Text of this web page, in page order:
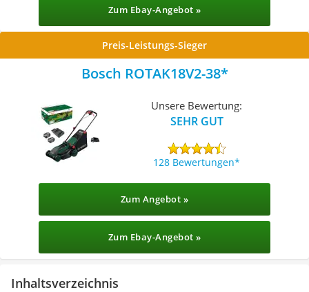
Zum Ebay-Angebot »
Preis-Leistungs-Sieger
Bosch ROTAK18V2-38
Unsere Bewertung:
SEHR GUT
128 Bewertungen
Zum Angebot »
Zum Ebay-Angebot »
Inhaltsverzeichnis